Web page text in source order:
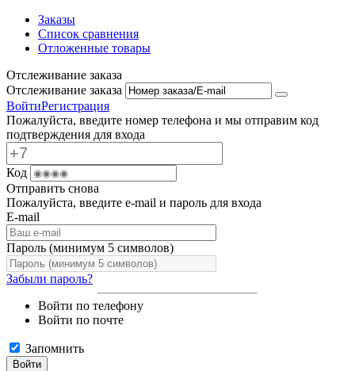
Заказы
Список сравнения
Отложенные товары
Отслеживание заказа
Отслеживание заказа
ВойтиРегистрация
Пожалуйста, введите номер телефона и мы отправим код
подтверждения для входа
Код
Отправить снова
Пожалуйста, введите e-mail и пароль для входа
E-mail
Пароль (минимум 5 символов)
Забыли пароль?
Войти по телефону
Войти по почте
Запомнить
Войти